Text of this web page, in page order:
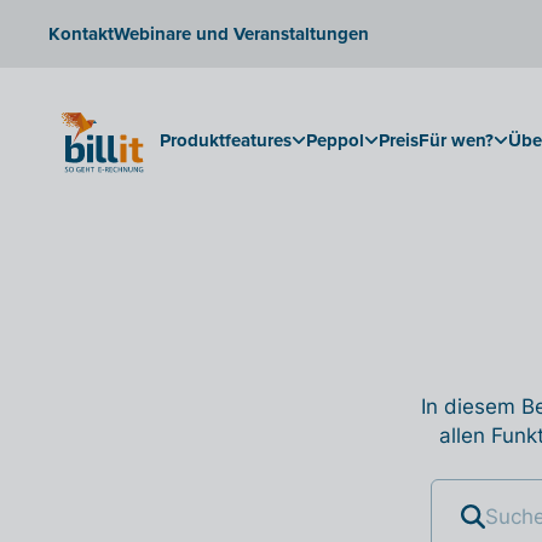
KontaktWebinare und Veranstaltungen
Produktfeatures Peppol PreisFür wen?
In diesem
allen